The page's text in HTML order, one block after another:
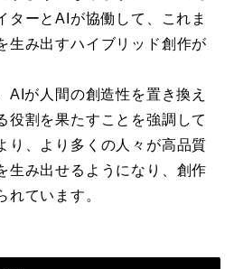
ターとAIが協働して、これま
生み出すハイブリッド創作が
AIが人間の創造性を置き換え
役割を果たすことを強調して
り、より多くの人々が高品質
生み出せるようになり、創作
れています。